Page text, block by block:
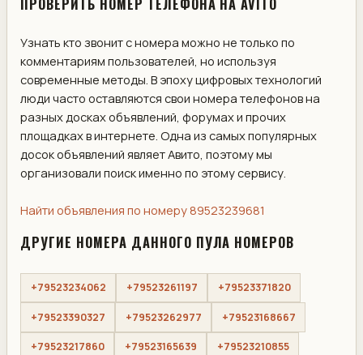
ПРОВЕРИТЬ НОМЕР ТЕЛЕФОНА НА AVITO
Узнать кто звонит с номера можно не только по
комментариям пользователей, но используя
современные методы. В эпоху цифровых технологий
люди часто оставляются свои номера телефонов на
разных досках объявлений, форумах и прочих
площадках в интернете. Одна из самых популярных
досок объявлений являет Авито, поэтому мы
организовали поиск именно по этому сервису.
Найти объявления по номеру 89523239681
ДРУГИЕ НОМЕРА ДАННОГО ПУЛА НОМЕРОВ
+79523234062 +79523261197 +79523371820
+79523390327 +79523262977 +79523168667
+79523217860 +79523165639 +79523210855